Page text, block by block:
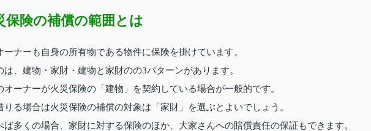
保険の補償の範囲とは
ナーも自身の所有物である物件に保険を掛けています。
、建物・家財・建物と家財のの3パターンがあります。
ーナーが火災保険の「建物」を契約している場合が一般的です。
る場合は火災保険の補償の対象は「家財」を選ぶとよいでしょう。
ば多くの場合、家財に対する保険のほか、大家さんへの賠償責任の保証もできます。